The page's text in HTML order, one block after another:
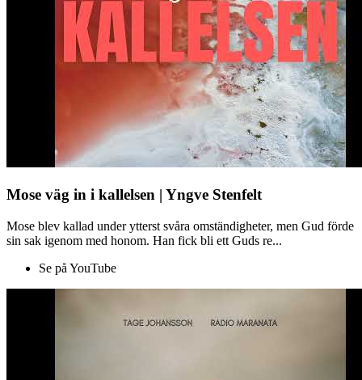
Mose väg in i kallelsen | Yngve Stenfelt
Mose blev kallad under ytterst svåra omständigheter, men Gud förde
sin sak igenom med honom. Han fick bli ett Guds re...
Se på YouTube